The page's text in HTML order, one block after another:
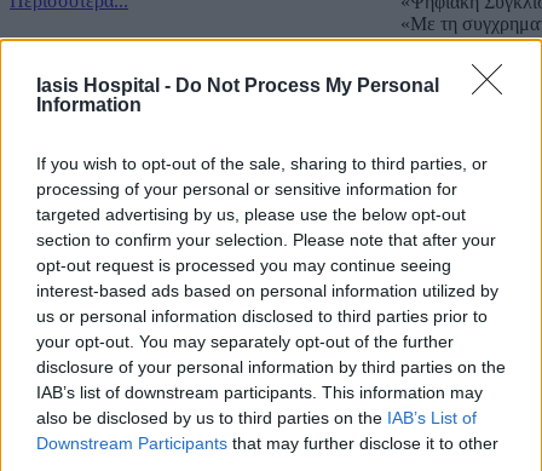
Iasis Hospital - Do Not Process My Personal
Information
If you wish to opt-out of the sale, sharing to third parties, or
processing of your personal or sensitive information for
targeted advertising by us, please use the below opt-out
section to confirm your selection. Please note that after your
opt-out request is processed you may continue seeing
interest-based ads based on personal information utilized by
us or personal information disclosed to third parties prior to
your opt-out. You may separately opt-out of the further
disclosure of your personal information by third parties on the
IAB’s list of downstream participants. This information may
also be disclosed by us to third parties on the IAB’s List of
Downstream Participants that may further disclose it to other
«Με τη